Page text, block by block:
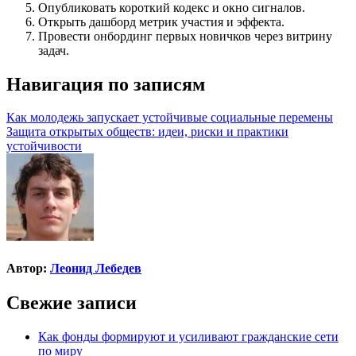
Опубликовать короткий кодекс и окно сигналов.
Открыть дашборд метрик участия и эффекта.
Провести онбординг первых новичков через витрину
задач.
Навигация по записям
Как молодежь запускает устойчивые социальные перемены
Защита открытых обществ: идеи, риски и практики
устойчивости
Автор: Леонид Лебедев
Свежие записи
Как фонды формируют и усиливают гражданские сети
по миру